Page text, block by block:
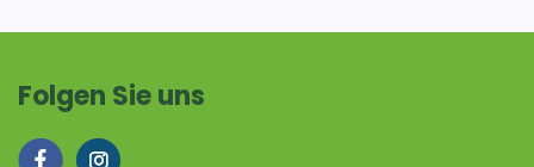
Folgen Sie uns